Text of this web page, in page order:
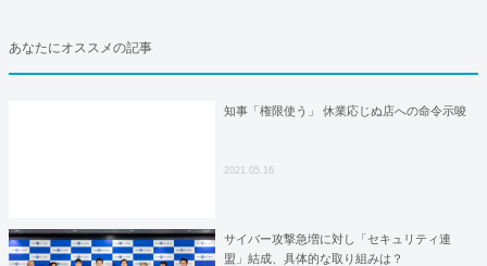
あなたにオススメの記事
知事「権限使う」 休業応じぬ店への命令示唆
2021.05.16
サイバー攻撃急増に対し「セキュリティ連
盟」結成、具体的な取り組みは？